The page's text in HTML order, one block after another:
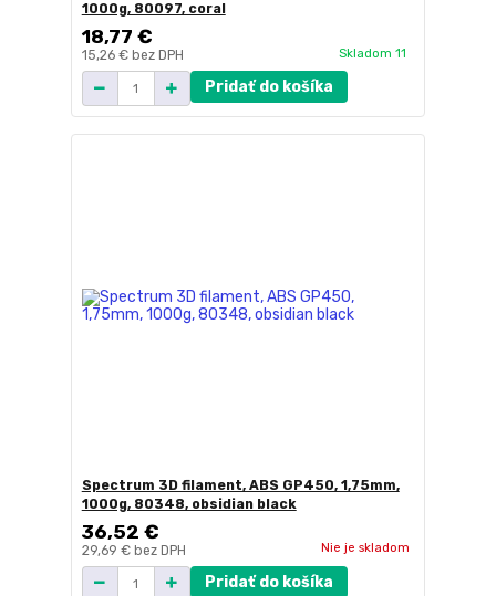
1000g, 80097, coral
18,77 €
15,26 € bez DPH Skladom 11
Pridať do košíka
Spectrum 3D filament, ABS GP450, 1,75mm,
1000g, 80348, obsidian black
36,52 €
29,69 € bez DPH Nie je skladom
Pridať do košíka